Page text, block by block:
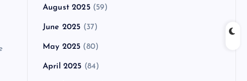
August 2025(59)
June 2025 (37)
May 2025 (80)
April 2025 (84)